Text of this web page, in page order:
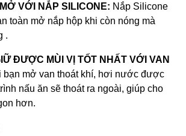
VỚI NẮP SILICONE: Nắp Silicone
toàn mở nắp hộp khi còn nóng mà
.
ĐƯỢC MÙI VỊ TỐT NHẤT VỚI VAN
bạn mở van thoát khí, hơi nước được
nấu ăn sẽ thoát ra ngoài, giúp cho
hơn.